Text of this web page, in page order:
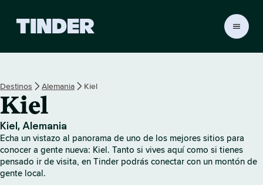
r
c
i
o
Destinos Alemania Kiel
Kiel
Kiel, Alemania
Echa un vistazo al panorama de uno de los mejores sitios para
conocer a gente nueva: Kiel. Tanto si vives aquí como si tienes
pensado ir de visita, en Tinder podrás conectar con un montón de
gente local.